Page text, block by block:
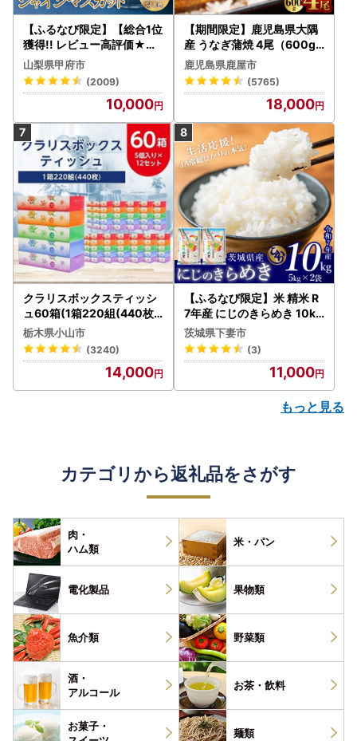
【ふるなび限定】【総合1位
獲得!! レビュー高評価★】
〈2026年度配送分〉山梨
県産 シャインマスカット 2
～3房（1.0kg以上）シャイ
ン フルーツ FN-Limited-S
P
山梨県甲府市
(2009)
10,000
【期間限定】鹿児島県大隅
産 うなぎ蒲焼 4尾（600g
） KN007-004-04-cp18
うなぎ 鰻 魚 惣菜 総菜
鹿児島県鹿屋市
(5765)
18,000
クラリスボックスティッシ
ュ60箱(1箱220組(440枚))
(5個入り×12セット)【配送
不可地域：離島・沖縄県】
【1256759】
栃木県小山市
(3240)
14,000
【ふるなび限定】米 精米 R
7年産 にじのきらめき 10kg
10月 FN-Limited-PR
茨城県下妻市
(3)
11,000
もっと見る
カテゴリから返礼品をさがす
肉・
ハム類
米・パン
電化製品 果物類
魚介類 野菜類
酒・
アルコール
お茶・ 飲料
お菓子・
麺類